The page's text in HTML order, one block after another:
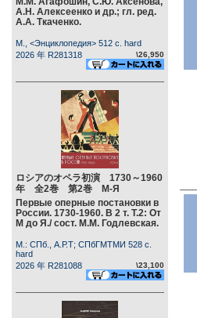
А.Н. Алексеенко и др.; гл. ред.
А.А. Ткаченко.
М., <Энциклопедия> 512 c. hard
2026 年 R281318
\26,950
ロシアのオペラ初演 1730～1960
年 全2巻 第2巻 М-Я
Первые оперные постановки в
России. 1730-1960. В 2 т. Т.2: От
М до Я./ сост. М.М. Годлевская.
М.: СПб., А.Р.Т; СПбГМТМИ 528 c.
hard
2026 年 R281088
\23,100